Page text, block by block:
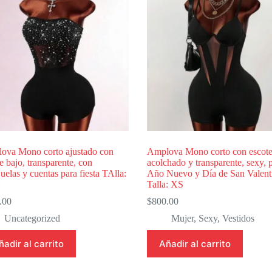
Mono corto ajustado con
bajo, transparente, con
y cuentas para fiesta TAlla:
Uncategorized
al carrito
Amplova Mono corto con
acolchado y transparente, sexy,
Año Nuevo y Día de San
Talla: XS
$800.00
Mujer, Sexy, Vestidos
Añadir al carrito